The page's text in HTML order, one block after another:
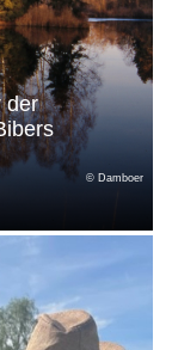
© Damboer
der